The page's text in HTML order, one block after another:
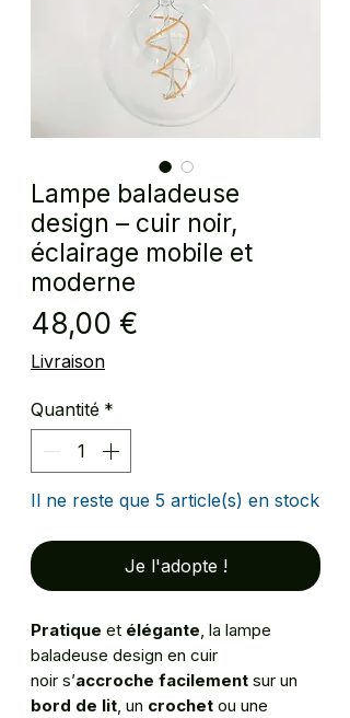
Lampe baladeuse
design – cuir noir,
éclairage mobile et
moderne
48,00 €
Livraison
Quantité *
Il ne reste que 5 article(s) en stock
Je l'adopte !
Pratique et élégante, la lampe
baladeuse design en cuir
noir s’accroche facilement sur un
bord de lit, un crochet ou une